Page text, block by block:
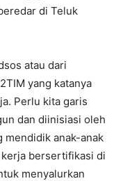
di Teluk
atau dari
yang katanya
Perlu kita garis
dan diinisiasi oleh
mendidik anak-anak
bersertifikasi di
menyalurkan